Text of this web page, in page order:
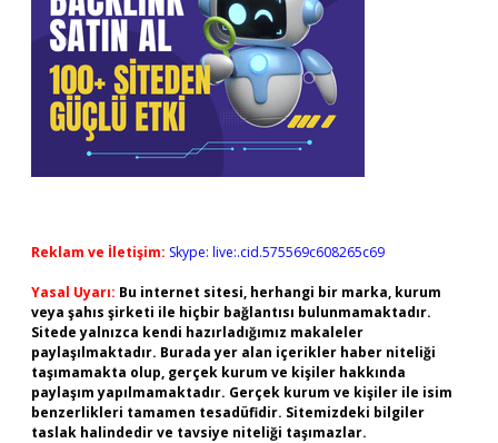
Reklam ve İletişim: Skype: live:.cid.575569c608265c69
Yasal Uyarı: Bu internet sitesi, herhangi bir marka, kurum
veya şahıs şirketi ile hiçbir bağlantısı bulunmamaktadır.
Sitede yalnızca kendi hazırladığımız makaleler
paylaşılmaktadır. Burada yer alan içerikler haber niteliği
taşımamakta olup, gerçek kurum ve kişiler hakkında
paylaşım yapılmamaktadır. Gerçek kurum ve kişiler ile isim
benzerlikleri tamamen tesadüfidir. Sitemizdeki bilgiler
taslak halindedir ve tavsiye niteliği taşımazlar.